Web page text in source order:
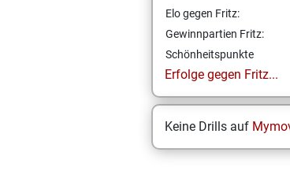
Elo gegen Fritz:
Gewinnpartien Fritz:
Schönheitspunkte
Erfolge gegen Fritz...
Keine Drills auf